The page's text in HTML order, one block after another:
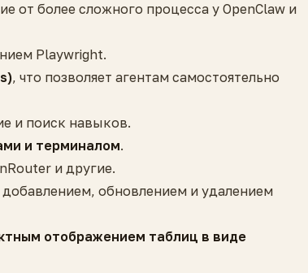
от более сложного процесса у OpenClaw и
Playwright.
, что позволяет агентам самостоятельно
и поиск навыков.
и терминалом.
и другие.
добавлением, обновлением и удалением
отображением таблиц в виде